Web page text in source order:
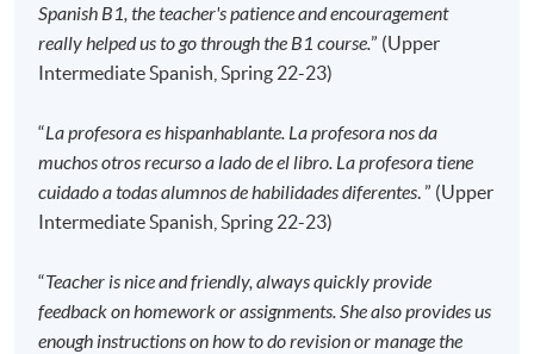
報名代碼
2445-2831AW
2026年9月13日 (星期日)
2027)
Kowloon East Campus, 28 Wang Hoi Road,
Kowloon Bay, Kowloon.
修業期
Spanish B1, the teacher's patience and encouragement
really helped us to go through the B1 course.” (Upper
Intermediate Spanish, Spring 22-23)
“La profesora es hispanhablante. La profesora nos da
muchos otros recurso a lado de el libro. La profesora tiene
cuidado a todas alumnos de habilidades diferentes . ” (Upper
Intermediate Spanish, Spring 22-23)
“Teacher is nice and friendly, always quickly provide
feedback on homework or assignments. She also provides us
enough instructions on how to do revision or manage the